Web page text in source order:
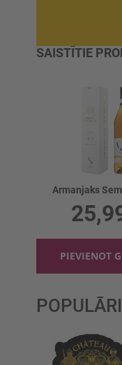
SAISTĪTIE
PIEVIENOT